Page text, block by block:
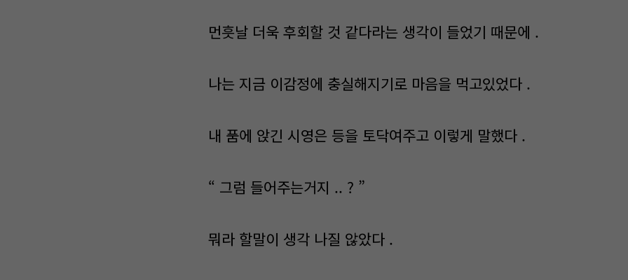
먼흣날 더욱 후회할 것 같다라는 생각이 들었기 때문에 .
나는 지금 이감정에 충실해지기로 마음을 먹고있었다 .
내 품에 앉긴 시영은 등을 토닥여주고 이렇게 말했다 .
“ 그럼 들어주는거지 .. ? ”
뭐라 할말이 생각 나질 않았다 .